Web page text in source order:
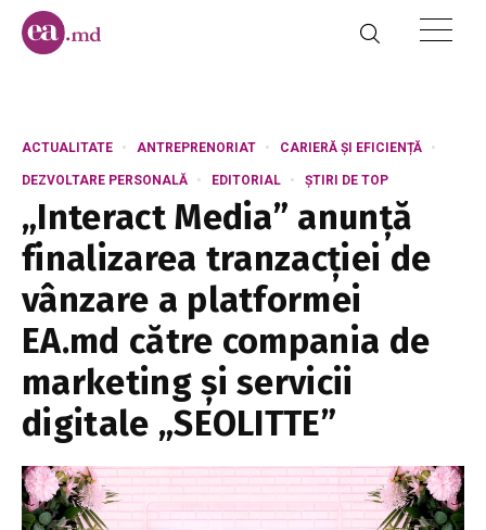
ACTUALITATE ANTREPRENORIAT CARIERĂ ȘI EFICIENȚĂ
DEZVOLTARE PERSONALĂ EDITORIAL ȘTIRI DE TOP
„Interact Media” anunță
finalizarea tranzacției de
vânzare a platformei
EA.md către compania de
marketing și servicii
digitale „SEOLITTE”